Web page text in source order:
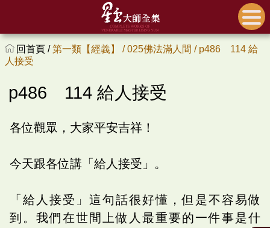
回首頁 /第一類【經義】 /025佛法滿人間 / p486 114 給
人接受
p486 114 給人接受
各位觀眾，大家平安吉祥！
今天跟各位講「給人接受」。
「給人接受」這句話很好懂，但是不容易做
到。我們在世間上做人最重要的一件事是什